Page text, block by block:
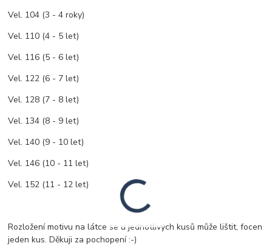
Vel. 104 (3 - 4 roky)
Vel. 110 (4 - 5 let)
Vel. 116 (5 - 6 let)
Vel. 122 (6 - 7 let)
Vel. 128 (7 - 8 let)
Vel. 134 (8 - 9 let)
Vel. 140 (9 - 10 let)
Vel. 146 (10 - 11 let)
Vel. 152 (11 - 12 let)
Rozložení motivu na látce se u jednotlivých kusů může lištit, focen
jeden kus. Děkuji za pochopení :-)